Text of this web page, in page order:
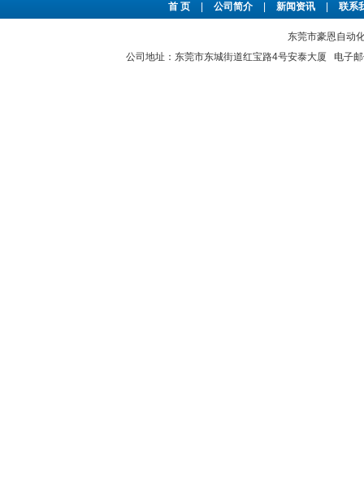
首 页 公司简介 新闻资讯 联系
东莞市豪恩自动
公司地址：东莞市东城街道红宝路4号安泰大厦 电子